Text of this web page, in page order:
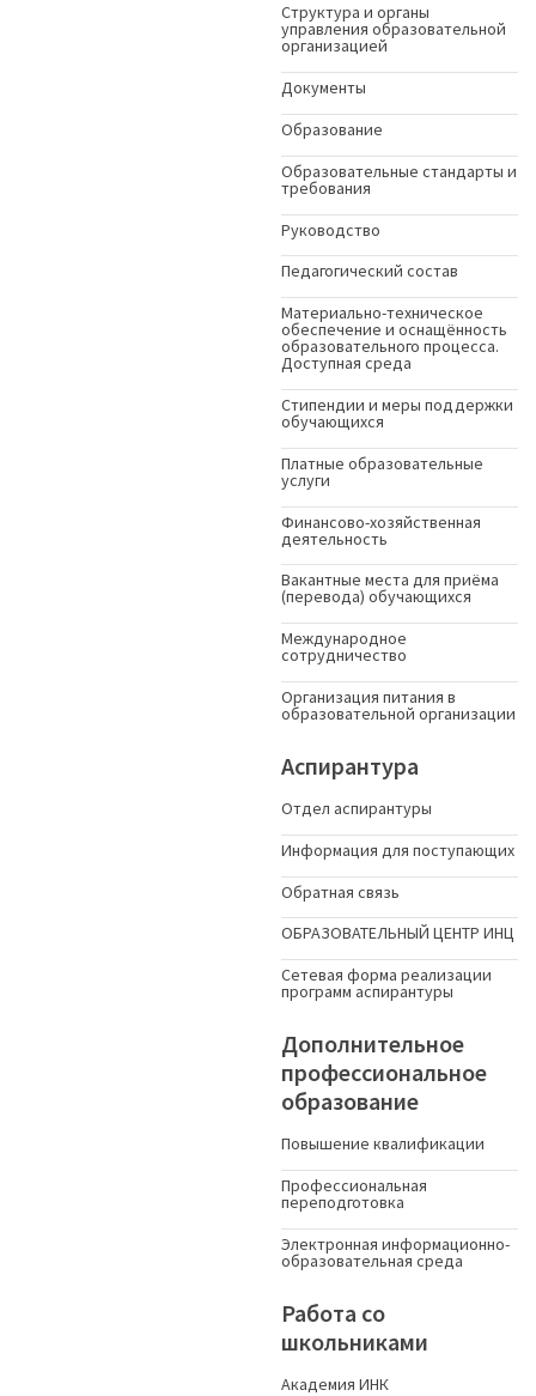
Структура и органы
управления образовательной
организацией
Документы
Образование
Образовательные стандарты и
требования
Руководство
Педагогический состав
Материально-техническое
обеспечение и оснащённость
образовательного процесса.
Доступная среда
Стипендии и меры поддержки
обучающихся
Платные образовательные
услуги
Финансово-хозяйственная
деятельность
Вакантные места для приёма
(перевода) обучающихся
Международное
сотрудничество
Организация питания в
образовательной организации
Аспирантура
Отдел аспирантуры
Информация для поступающих
Обратная связь
ОБРАЗОВАТЕЛЬНЫЙ ЦЕНТР ИНЦ
Сетевая форма реализации
программ аспирантуры
Дополнительное
профессиональное
образование
Повышение квалификации
Профессиональная
переподготовка
Электронная информационно-
образовательная среда
Работа со
школьниками
Академия ИНК